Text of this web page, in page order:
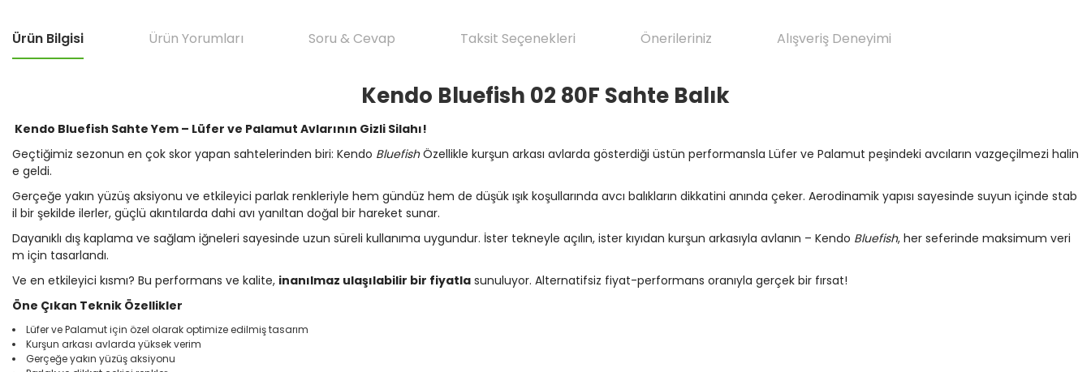
Ürün Bilgisi Ürün Yorumları Soru & Cevap Taksit Seçenekleri Önerileriniz Alışveriş Deneyimi
Kendo Bluefish 02 80F Sahte Balık
Kendo Bluefish Sahte Yem – Lüfer ve Palamut Avlarının Gizli Silahı!
Geçtiğimiz sezonun en çok skor yapan sahtelerinden biri: Kendo BluefishÖzellikle kurşun arkası avlarda gösterdiği üstün performansla Lüfer ve Palamut peşindeki avcıların vazgeçilmezi halin
e geldi.
Gerçeğe yakın yüzüş aksiyonu ve etkileyici parlak renkleriyle hem gündüz hem de düşük ışık koşullarında avcı balıkların dikkatini anında çeker. Aerodinamik yapısı sayesinde suyun içinde stab
il bir şekilde ilerler, güçlü akıntılarda dahi avı yanıltan doğal bir hareket sunar.
Dayanıklı dış kaplama ve sağlam iğneleri sayesinde uzun süreli kullanıma uygundur. İster tekneyle açılın, ister kıyıdan kurşun arkasıyla avlanın – Kendo Bluefish, her seferinde maksimum veri
m için tasarlandı.
Ve en etkileyici kısmı? Bu performans ve kalite, inanılmaz ulaşılabilir bir fiyatla sunuluyor. Alternatifsiz fiyat-performans oranıyla gerçek bir fırsat!
Öne Çıkan Teknik Özellikler
Lüfer ve Palamut için özel olarak optimize edilmiş tasarım
Kurşun arkası avlarda yüksek verim
Gerçeğe yakın yüzüş aksiyonu